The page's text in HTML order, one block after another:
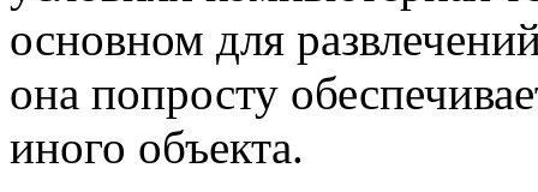
основном для
она попросту
иного объекта.